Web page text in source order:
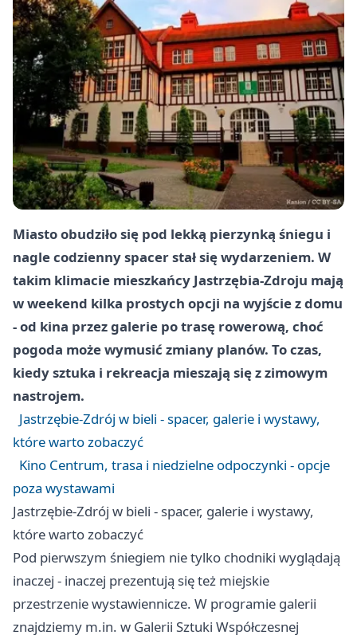
Miasto obudziło się pod lekką pierzynką śniegu i
nagle codzienny spacer stał się wydarzeniem. W
takim klimacie mieszkańcy Jastrzębia-Zdroju mają
w weekend kilka prostych opcji na wyjście z domu
- od kina przez galerie po trasę rowerową, choć
pogoda może wymusić zmiany planów. To czas,
kiedy sztuka i rekreacja mieszają się z zimowym
nastrojem.
Jastrzębie-Zdrój w bieli - spacer, galerie i wystawy,
które warto zobaczyć
Kino Centrum, trasa i niedzielne odpoczynki - opcje
poza wystawami
Jastrzębie-Zdrój w bieli - spacer, galerie i wystawy,
które warto zobaczyć
Pod pierwszym śniegiem nie tylko chodniki wyglądają
inaczej - inaczej prezentują się też miejskie
przestrzenie wystawiennicze. W programie galerii
znajdziemy m.in. w Galerii Sztuki Współczesnej